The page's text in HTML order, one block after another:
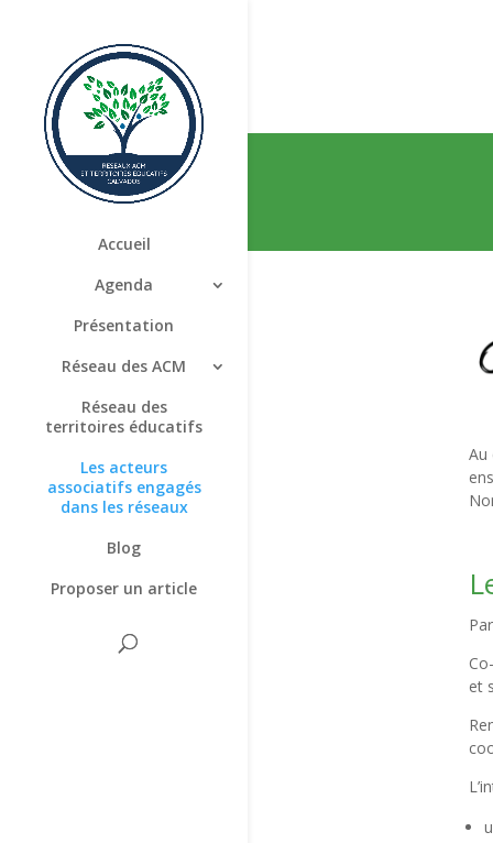
Accueil
Agenda
Présentation
Réseau des ACM
Réseau des
territoires éducatifs
Les acteurs
associatifs engagés
dans les réseaux
Blog
Proposer un article
Au
et